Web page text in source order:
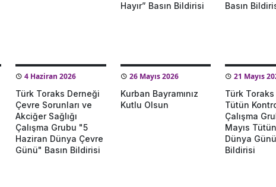
Hayır” Basın Bildirisi
Basın
4 Haziran 2026
Türk Toraks Derneği
Çevre Sorunları ve
Akciğer Sağlığı
Çalışma Grubu "5
Haziran Dünya Çevre
Günü" Basın Bildirisi
26 Mayıs 2026
Kurban Bayramınız
Kutlu Olsun
21 Mayıs
Türk
Tütün
Çalışma
Mayıs
Dünya
Bildirisi